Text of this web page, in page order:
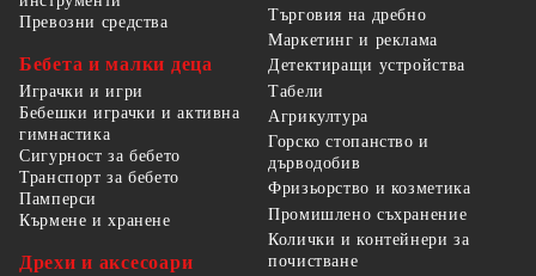
Превозни средства
Бебета и малки деца
Играчки и игри
Бебешки играчки и активна
гимнастика
Сигурност за бебето
Транспорт за бебето
Памперси
Кърмене и хранене
Дрехи и аксесоари
Търговия на дребно
Маркетинг и реклама
Детектиращи устройства
Табели
Агрикултура
Горско стопанство и
дърводобив
Фризьорство и козметика
Промишлено съхранение
Колички и контейнери за
почистване